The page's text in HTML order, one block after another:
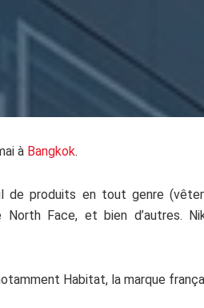
à Bangkok.
produits en tout genre
Face, et bien d’autres.
Habitat, la marque